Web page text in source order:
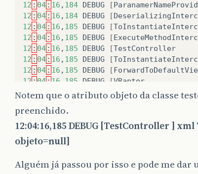
12 : 04 : 16 , 184 DEBUG [
12 : 04 : 16 , 184 DEBUG [
12 : 04 : 16 , 185 DEBUG [
12 : 04 : 16 , 185 DEBUG [
12 : 04 : 16 , 185 DEBUG [TestController
12 : 04 : 16 , 185 DEBUG [
12 : 04 : 16 , 185 DEBUG [
12 : 04 : 16 185 DEBUG [VRaptor
Notem que o atributo objeto da classe
preenchido.
12:04:16,185 DEBUG [TestController ]
objeto=null]
Alguém já passou por isso e pode me dar